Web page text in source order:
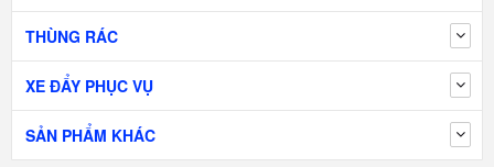
THÙNG RÁC
XE ĐẨY PHỤC VỤ
SẢN PHẨM KHÁC